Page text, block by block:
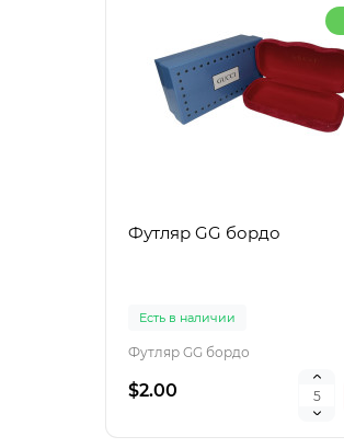
Футляр GG бордо
Есть в наличии
Футляр GG бордо
$2.00